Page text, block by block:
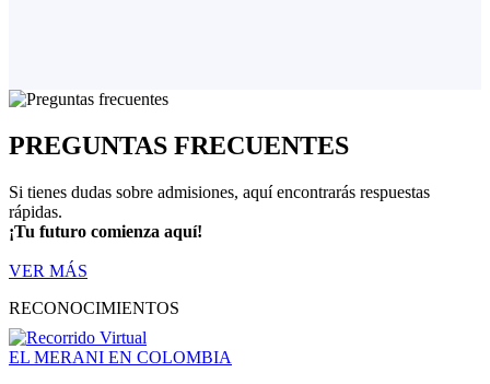
PREGUNTAS FRECUENTES
Si tienes dudas sobre admisiones, aquí encontrarás respuestas
rápidas.
¡Tu futuro comienza aquí!
VER MÁS
RECONOCIMIENTOS
EL MERANI EN COLOMBIA